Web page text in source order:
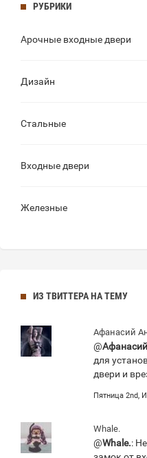
РУБРИКИ
Арочные входные двери
Дизайн
Стальные
Входные двери
Железные
ИЗ ТВИТТЕРА НА ТЕМУ
Афанасий
@
для
двери и
Пятница 2nd,
Whale.
@Whale.: